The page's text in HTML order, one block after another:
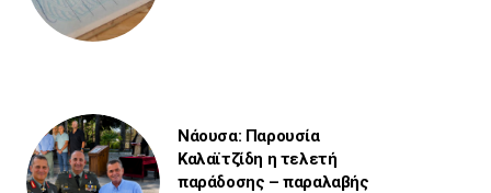
Νάουσα: Παρουσία
Καλαϊτζίδη η τελετή
παράδοσης – παραλαβής